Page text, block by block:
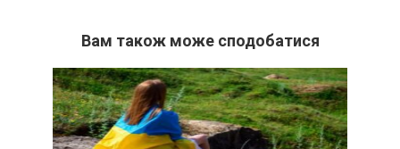
Вам також може сподобатися